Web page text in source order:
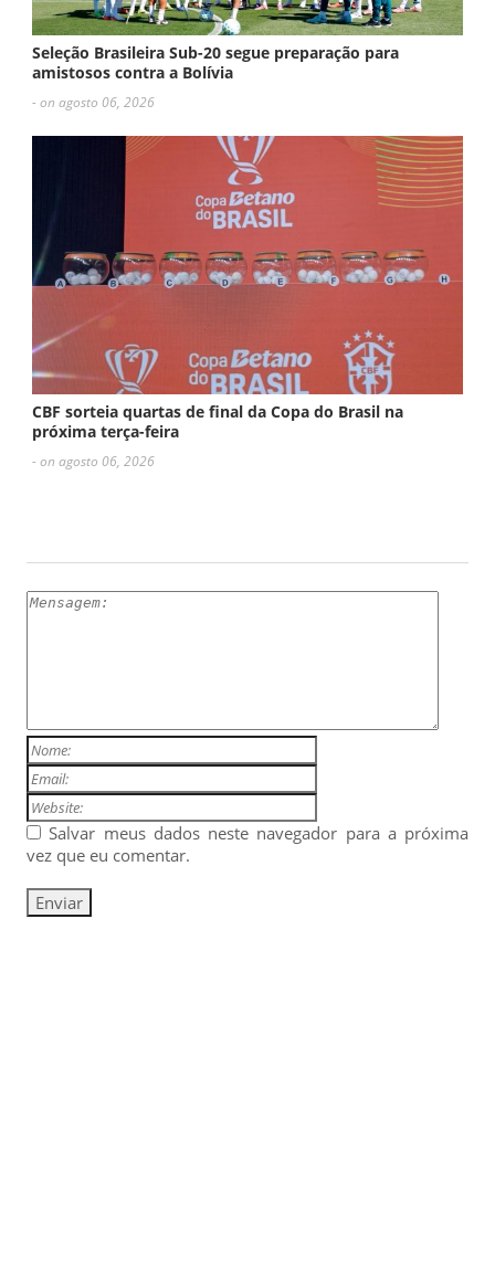
Seleção Brasileira Sub-20 segue preparação para
amistosos contra a Bolívia
- on agosto 06, 2026
CBF sorteia quartas de final da Copa do Brasil na
próxima terça-feira
- on agosto 06, 2026
Salvar meus dados neste navegador para a próxima
vez que eu comentar.